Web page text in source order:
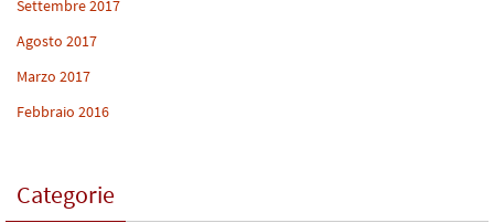
Settembre 2017
Agosto 2017
Marzo 2017
Febbraio 2016
Categorie